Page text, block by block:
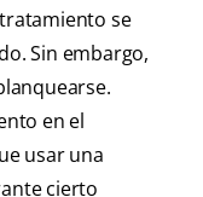
se
Sin embargo,
en el
usar una
cierto